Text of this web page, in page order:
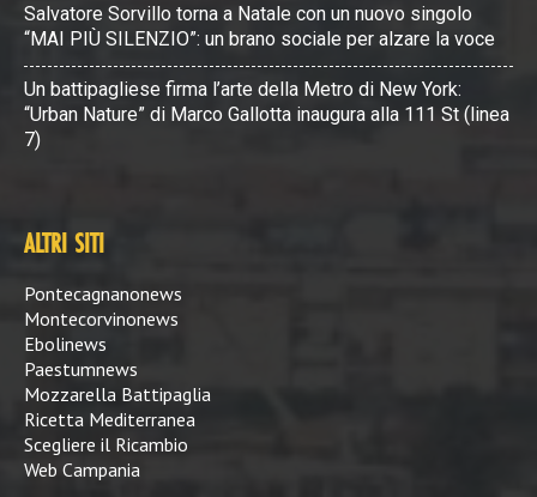
Salvatore Sorvillo torna a Natale con un nuovo singolo
“MAI PIÙ SILENZIO”: un brano sociale per alzare la voce
Un battipagliese firma l’arte della Metro di New York:
“Urban Nature” di Marco Gallotta inaugura alla 111 St (linea
7)
ALTRI SITI
Pontecagnanonews
Montecorvinonews
Ebolinews
Paestumnews
Mozzarella Battipaglia
Ricetta Mediterranea
Scegliere il Ricambio
Web Campania